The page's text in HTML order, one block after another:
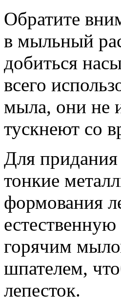
Обратите
в мыльный
добиться
всего
мыла, они не
тускнеют со
Для придания
тонкие
формования
горячим
шпателем,
лепесток.